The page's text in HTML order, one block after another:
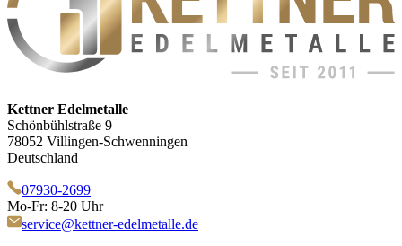
Kettner Edelmetalle
Schönbühlstraße 9
78052 Villingen-Schwenningen
Deutschland
07930-2699
Mo-Fr: 8-20 Uhr
service@kettner-edelmetalle.de